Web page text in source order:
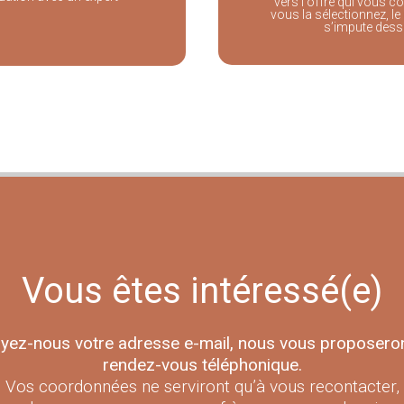
vous la sélectionnez, le
s’impute
Vous êtes intéressé(e)
nous votre adresse e-mail, nous vous
rendez-vous téléphonique.
Vos coordonnées ne serviront qu’à vous recontacter,